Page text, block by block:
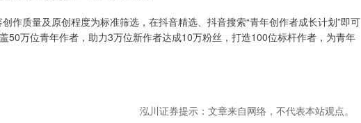
作质量及原创程度为标准筛选，在抖音精选、抖音搜索“青年创作者成长计划”即可
50万位青年作者，助力3万位新作者达成10万粉丝，打造100位标杆作者，为青年
泓川证券提示：文章来自网络，不代表本站观点。